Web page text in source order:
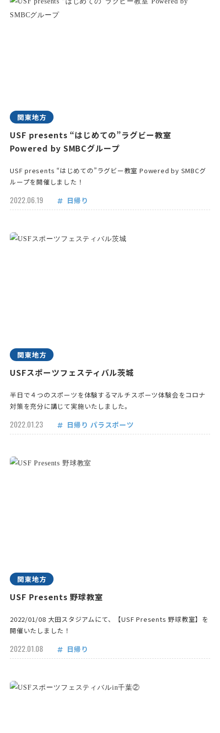
関東地方
USF presents “はじめての”ラグビー教室
Powered by SMBCグループ
USF presents “はじめての”ラグビー教室 Powered by SMBCグ
ループを開催しました！
2022.06.19 日帰り
関東地方
USFスポーツフェスティバル茨城
半日で４つのスポーツを体験するマルチスポーツ体験会をコロナ
対策を充分に講じて実施いたしました。
2022.01.23 日帰り パラスポーツ
関東地方
USF Presents 野球教室
2022/01/08 大田スタジアムにて、【USF Presents 野球教室】を
開催いたしました！
2022.01.08 日帰り